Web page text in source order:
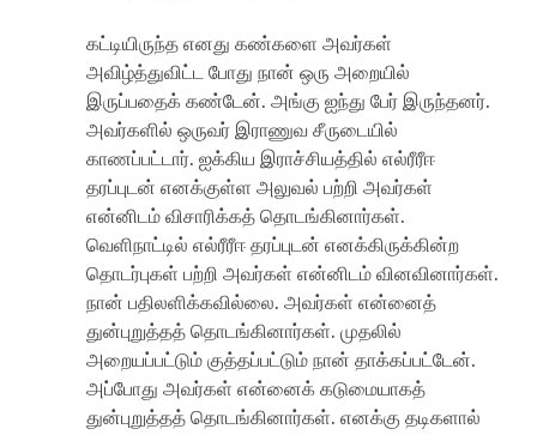
கட்டியிருந்த எனது கண்களை அவர்கள்
அவிழ்த்துவிட்ட போது நான் ஒரு அறையில்
இருப்பதைக் கண்டேன். அங்கு ஐந்து பேர் இருந்தனர்.
அவர்களில் ஒருவர் இராணுவ சீருடையில்
காணப்பட்டார். ஐக்கிய இராச்சியத்தில் எல்ரீரீஈ
தரப்புடன் எனக்குள்ள அலுவல் பற்றி அவர்கள்
என்னிடம் விசாரிக்கத் தொடங்கினார்கள்.
வெளிநாட்டில் எல்ரீரீஈ தரப்புடன் எனக்கிருக்கின்ற
தொடர்புகள் பற்றி அவர்கள் என்னிடம் வினவினார்கள்.
நான் பதிலளிக்கவில்லை. அவர்கள் என்னைத்
துன்புறுத்தத் தொடங்கினார்கள். முதலில்
அறையப்பட்டும் குத்தப்பட்டும் நான் தாக்கப்பட்டேன்.
அப்போது அவர்கள் என்னைக் கடுமையாகத்
துன்புறுத்தத் தொடங்கினார்கள். எனக்கு தடிகளால்